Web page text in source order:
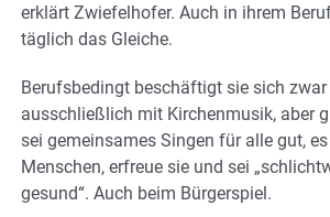
erklärt Zwiefelhofer. Auch in ihrem
täglich das Gleiche.
Berufsbedingt beschäftigt sie sich zwar
ausschließlich mit Kirchenmusik, aber
sei gemeinsames Singen für alle gut,
Menschen, erfreue sie und sei
gesund“. Auch beim Bürgerspiel.